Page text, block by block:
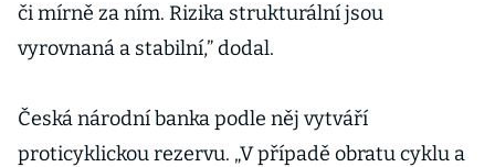
či mírně za ním. Rizika strukturální jsou
vyrovnaná a stabilní,” dodal.
Česká národní banka podle něj vytváří
proticyklickou rezervu. „V případě obratu cyklu a